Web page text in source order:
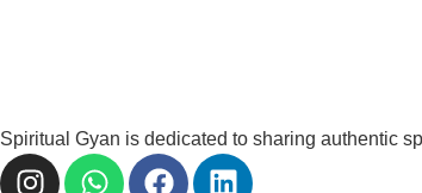
Spiritual Gyan is dedicated to sharing authentic